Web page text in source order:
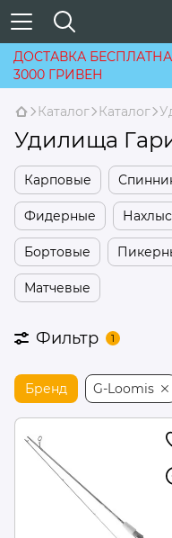
ДОСТАВКА
3000 ГРИВЕН
Каталог Каталог
Удилища
Карповые
Фидерные
Бортовые
Матчевые
Фильтр 1
Бренд G-Loomis